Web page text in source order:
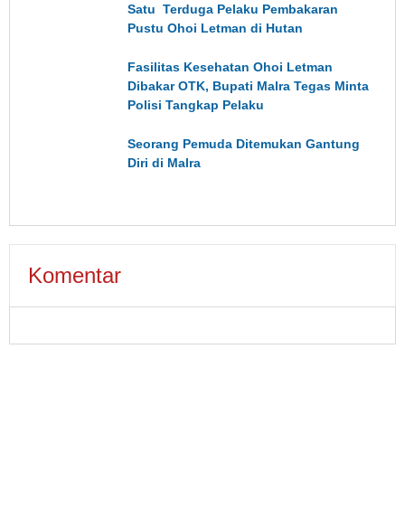
Satu Terduga Pelaku Pembakaran
Pustu Ohoi Letman di Hutan
Fasilitas Kesehatan Ohoi Letman
Dibakar OTK, Bupati Malra Tegas Minta
Polisi Tangkap Pelaku
Seorang Pemuda Ditemukan Gantung
Diri di Malra
Komentar